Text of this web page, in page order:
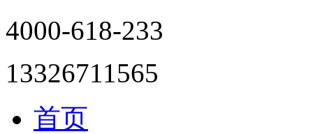
4000-618-233
13326711565
首页